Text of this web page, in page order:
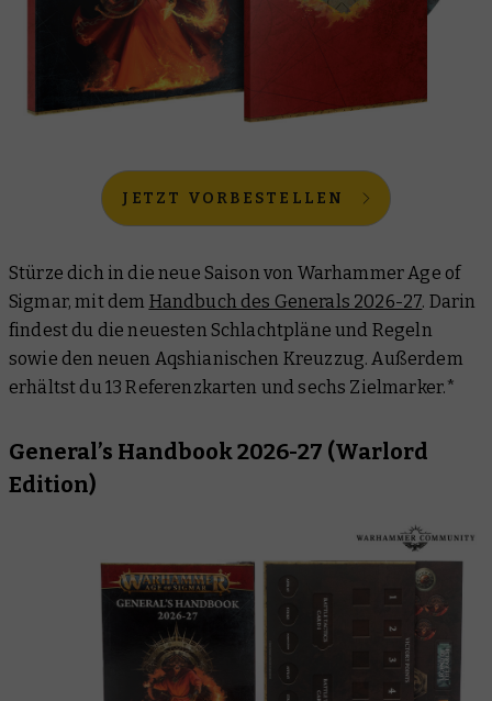
JETZT VORBESTELLEN
Stürze dich in die neue Saison von Warhammer Age of
Sigmar, mit dem Handbuch des Generals 2026-27. Darin
findest du die neuesten Schlachtpläne und Regeln
sowie den neuen Aqshianischen Kreuzzug. Außerdem
erhältst du 13 Referenzkarten und sechs Zielmarker.*
General’s Handbook 2026-27 (Warlord
Edition)